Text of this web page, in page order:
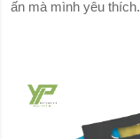
ấn mà mình yêu thích.